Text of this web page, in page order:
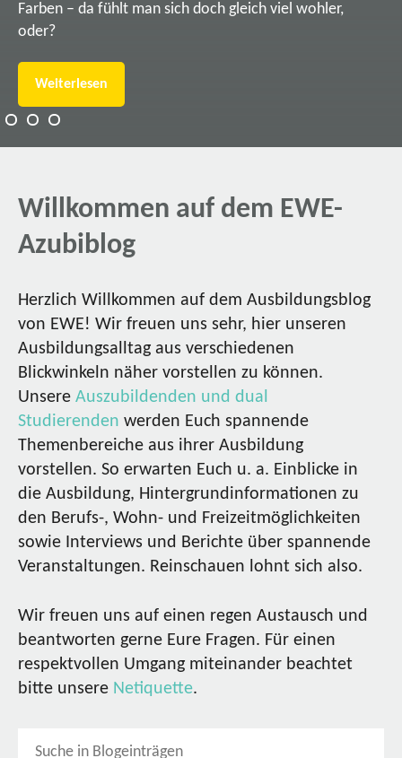
Farben – da fühlt man sich doch gleich viel wohler,
oder?
Weiterlesen
Willkommen auf dem EWE-
Azubiblog
Herzlich Willkommen auf dem Ausbildungsblog
von EWE! Wir freuen uns sehr, hier unseren
Ausbildungsalltag aus verschiedenen
Blickwinkeln näher vorstellen zu können.
Unsere Auszubildenden und dual
Studierenden werden Euch spannende
Themenbereiche aus ihrer Ausbildung
vorstellen. So erwarten Euch u. a. Einblicke in
die Ausbildung, Hintergrundinformationen zu
den Berufs-, Wohn- und Freizeitmöglichkeiten
sowie Interviews und Berichte über spannende
Veranstaltungen. Reinschauen lohnt sich also.
Wir freuen uns auf einen regen Austausch und
beantworten gerne Eure Fragen. Für einen
respektvollen Umgang miteinander beachtet
bitte unsere Netiquette.